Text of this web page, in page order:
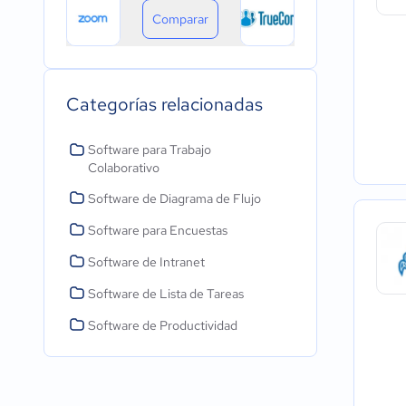
Comparar
Categorías relacionadas
Software para Trabajo
Colaborativo
Software de Diagrama de Flujo
Software para Encuestas
Software de Intranet
Software de Lista de Tareas
Software de Productividad